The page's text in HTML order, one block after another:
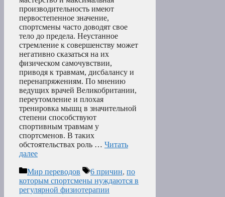
производительность имеют
первостепенное значение,
спортсмены часто доводят свое
тело до предела. Неустанное
стремление к совершенству может
негативно сказаться на их
физическом самочувствии,
приводя к травмам, дисбалансу и
перенапряжениям. По мнению
ведущих врачей Великобритании,
переутомление и плохая
тренировка мышц в значительной
степени способствуют
спортивным травмам у
спортсменов. В таких
обстоятельствах роль … Читать
далее
Рубрики
Мир переводов Метки
6 причин, по
которым спортсмены нуждаются в
регулярной физиотерапии